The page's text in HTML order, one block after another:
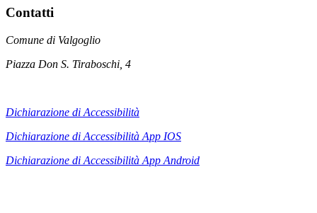
Contatti
Comune di Valgoglio
Piazza Don S. Tiraboschi, 4
Dichiarazione di Accessibilità
Dichiarazione di Accessibilità App IOS
Dichiarazione di Accessibilità App Android